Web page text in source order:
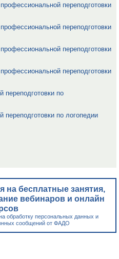
переподготовки
переподготовки
переподготовки
переподготовки
переподготовки по
по логопедии
на бесплатные занятия,
вебинаров и онлайн
обработку персональных данных и
сообщений от ФАДО